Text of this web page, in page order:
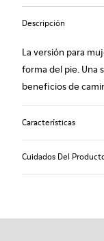
Descripción
La versión para
forma del pie. Una
beneficios de
Características
Cuidados Del
Nuestros zapatos